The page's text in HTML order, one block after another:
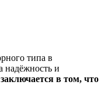
типа в
надёжность и
в том, что